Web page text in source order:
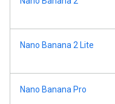
Nano Banana 2 Lite
Nano Banana Pro